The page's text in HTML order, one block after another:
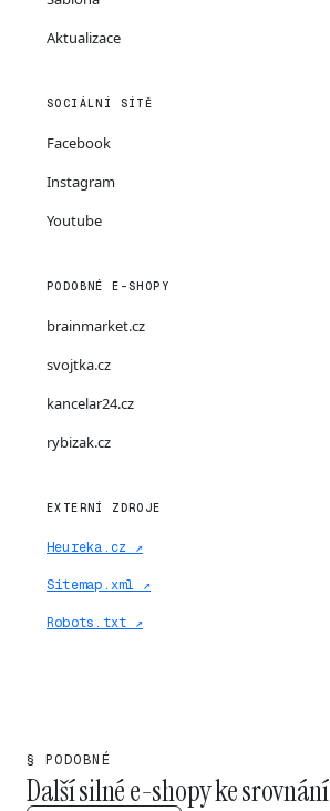
Aktualizace
SOCIÁLNÍ SÍTĚ
Facebook
Instagram
Youtube
PODOBNÉ E-SHOPY
brainmarket.cz
svojtka.cz
kancelar24.cz
rybizak.cz
EXTERNÍ ZDROJE
Heureka.cz ↗
Sitemap.xml ↗
Robots.txt ↗
§ PODOBNÉ
Další silné e-shopy ke srovnání